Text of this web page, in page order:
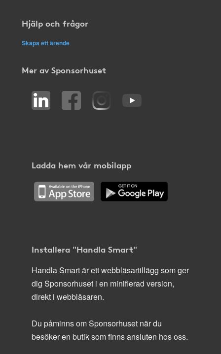
Hjälp och frågor
Skapa ett ärende
Mer av Sponsorhuset
Ladda hem vår mobilapp
Installera "Handla Smart"
Handla Smart är ett webbläsartillägg som ger
dig Sponsorhuset i en minifierad version,
direkt i webbläsaren.
Du påminns om Sponsorhuset när du
besöker en butik som finns ansluten hos oss.